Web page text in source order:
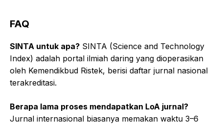
FAQ
SINTA untuk apa? SINTA (Science and Technology
Index) adalah portal ilmiah daring yang dioperasikan
oleh Kemendikbud Ristek, berisi daftar jurnal nasional
terakreditasi.
Berapa lama proses mendapatkan LoA jurnal?
Jurnal internasional biasanya memakan waktu 3–6